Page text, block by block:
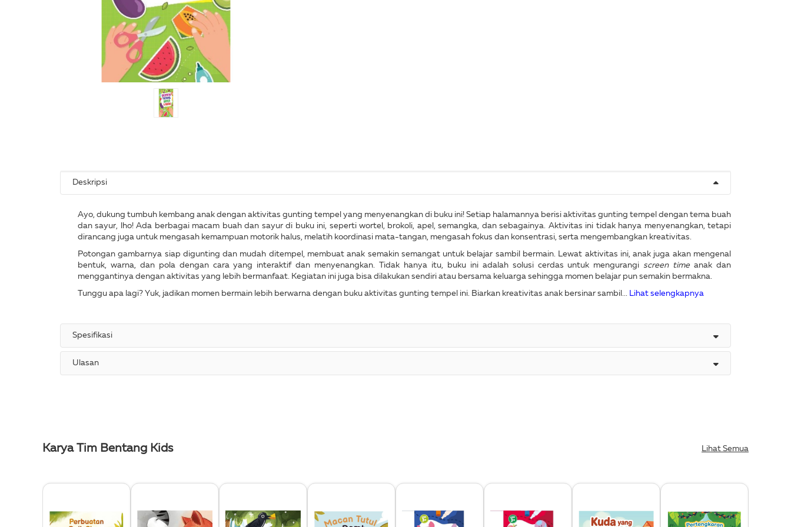
Deskripsi
Ayo, dukung tumbuh kembang anak dengan aktivitas gunting tempel yang menyenangkan di buku ini! Setiap halamannya berisi aktivitas gunting tempel dengan tema buah
dan sayur, lho! Ada berbagai macam buah dan sayur di buku ini, seperti wortel, brokoli, apel, semangka, dan sebagainya. Aktivitas ini tidak hanya menyenangkan, tetapi
dirancang juga untuk mengasah kemampuan motorik halus, melatih koordinasi mata-tangan, mengasah fokus dan konsentrasi, serta mengembangkan kreativitas.
Potongan gambarnya siap digunting dan mudah ditempel, membuat anak semakin semangat untuk belajar sambil bermain. Lewat aktivitas ini, anak juga akan mengenal
bentuk, warna, dan pola dengan cara yang interaktif dan menyenangkan. Tidak hanya itu, buku ini adalah solusi cerdas untuk mengurangi screen timeanak dan
menggantinya dengan aktivitas yang lebih bermanfaat. Kegiatan ini juga bisa dilakukan sendiri atau bersama keluarga sehingga momen belajar pun semakin bermakna.
Tunggu apa lagi? Yuk, jadikan momen bermain lebih berwarna dengan buku aktivitas gunting tempel ini. Biarkan kreativitas anak bersinar sambil... Lihat selengkapnya
Spesifikasi
Ulasan
Karya Tim Bentang Kids Lihat Semua